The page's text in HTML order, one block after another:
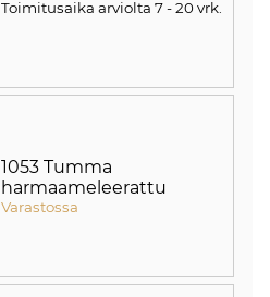
Toimitusaika arviolta 7 - 20 vrk
1053 Tumma
harmaameleerattu
Varastossa